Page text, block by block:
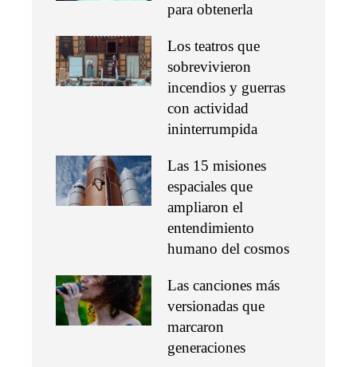
para obtenerla
Los teatros que
sobrevivieron
incendios y guerras
con actividad
ininterrumpida
Las 15 misiones
espaciales que
ampliaron el
entendimiento
humano del cosmos
Las canciones más
versionadas que
marcaron
generaciones